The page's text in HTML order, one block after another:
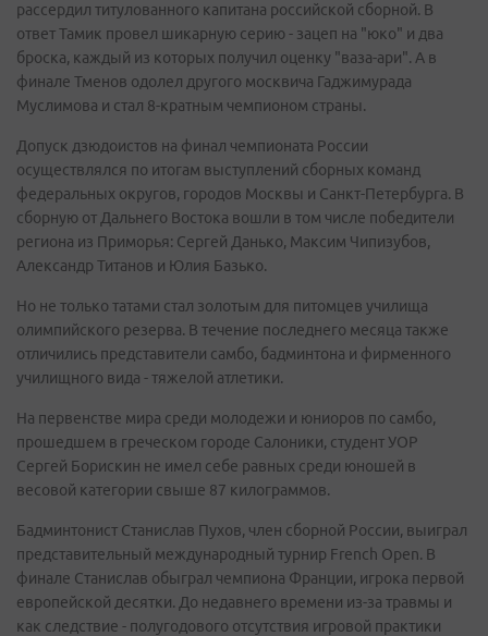
рассердил титулованного капитана российской сборной. В
ответ Тамик провел шикарную серию - зацеп на "юко" и два
броска, каждый из которых получил оценку "ваза-ари". А в
финале Тменов одолел другого москвича Гаджимурада
Муслимова и стал 8-кратным чемпионом страны.
Допуск дзюдоистов на финал чемпионата России
осуществлялся по итогам выступлений сборных команд
федеральных округов, городов Москвы и Санкт-Петербурга. В
сборную от Дальнего Востока вошли в том числе победители
региона из Приморья: Сергей Данько, Максим Чипизубов,
Александр Титанов и Юлия Базько.
Но не только татами стал золотым для питомцев училища
олимпийского резерва. В течение последнего месяца также
отличились представители самбо, бадминтона и фирменного
училищного вида - тяжелой атлетики.
На первенстве мира среди молодежи и юниоров по самбо,
прошедшем в греческом городе Салоники, студент УОР
Сергей Борискин не имел себе равных среди юношей в
весовой категории свыше 87 килограммов.
Бадминтонист Станислав Пухов, член сборной России, выиграл
представительный международный турнир French Open. В
финале Станислав обыграл чемпиона Франции, игрока первой
европейской десятки. До недавнего времени из-за травмы и
как следствие - полугодового отсутствия игровой практики